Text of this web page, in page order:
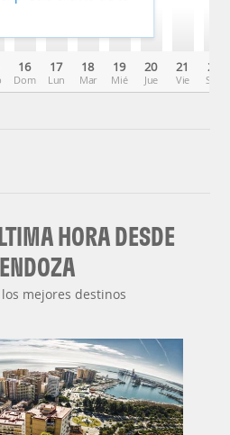
16
Dom
17
Lun
18
Mar
19
Mié
20
Jue
21
Vie
22
Sáb
HORA DESDE
mejores destinos